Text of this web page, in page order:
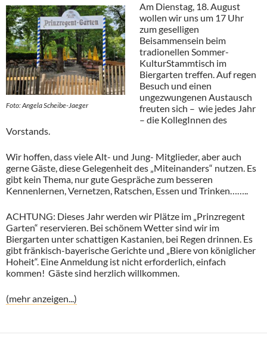
Foto: Angela Scheibe-Jaeger
Am Dienstag, 18. August
wollen wir uns um 17 Uhr
zum geselligen
Beisammensein beim
tradionellen Sommer-
KulturStammtisch im
Biergarten treffen. Auf regen
Besuch und einen
ungezwungenen Austausch
freuten sich – wie jedes Jahr
– die KollegInnen des
Vorstands.
Wir hoffen, dass viele Alt- und Jung- Mitglieder, aber auch
gerne Gäste, diese Gelegenheit des „Miteinanders“ nutzen. Es
gibt kein Thema, nur gute Gespräche zum besseren
Kennenlernen, Vernetzen, Ratschen, Essen und Trinken……..
ACHTUNG: Dieses Jahr werden wir Plätze im „Prinzregent
Garten“ reservieren. Bei schönem Wetter sind wir im
Biergarten unter schattigen Kastanien, bei Regen drinnen. Es
gibt fränkisch-bayerische Gerichte und „Biere von königlicher
Hoheit“. Eine Anmeldung ist nicht erforderlich, einfach
kommen! Gäste sind herzlich willkommen.
(mehr anzeigen...)